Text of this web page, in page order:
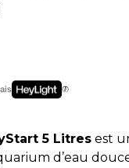
5 Litres est
d’eau